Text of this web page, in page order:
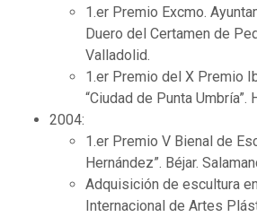
1.er Premio Excmo.
Duero del Certamen de
Valladolid.
1.er Premio del X Premio
“Ciudad de Punta Umbría”.
2004:
1.er Premio V Bienal de
Hernández”. Béjar.
Adquisición de escultura
Internacional de Artes